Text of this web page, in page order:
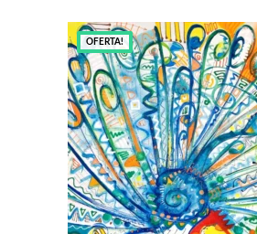
OFERTA!